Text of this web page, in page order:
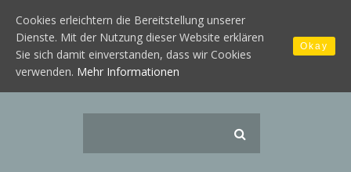
Cookies erleichtern die Bereitstellung unserer
Dienste. Mit der Nutzung dieser Website erklären
Sie sich damit einverstanden, dass wir Cookies
verwenden. Mehr Informationen
Okay